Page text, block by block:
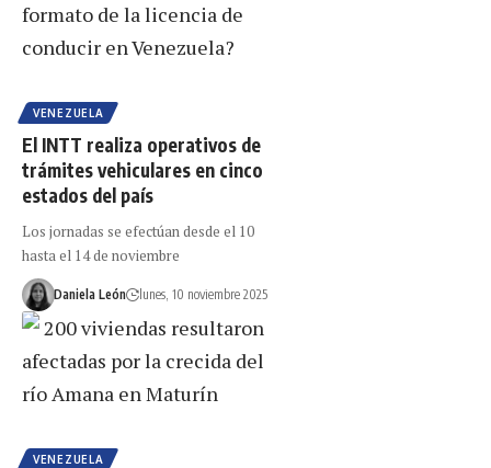
VENEZUELA
El INTT realiza operativos de
trámites vehiculares en cinco
estados del país
Los jornadas se efectúan desde el 10
hasta el 14 de noviembre
Daniela León lunes, 10 noviembre 2025
VENEZUELA